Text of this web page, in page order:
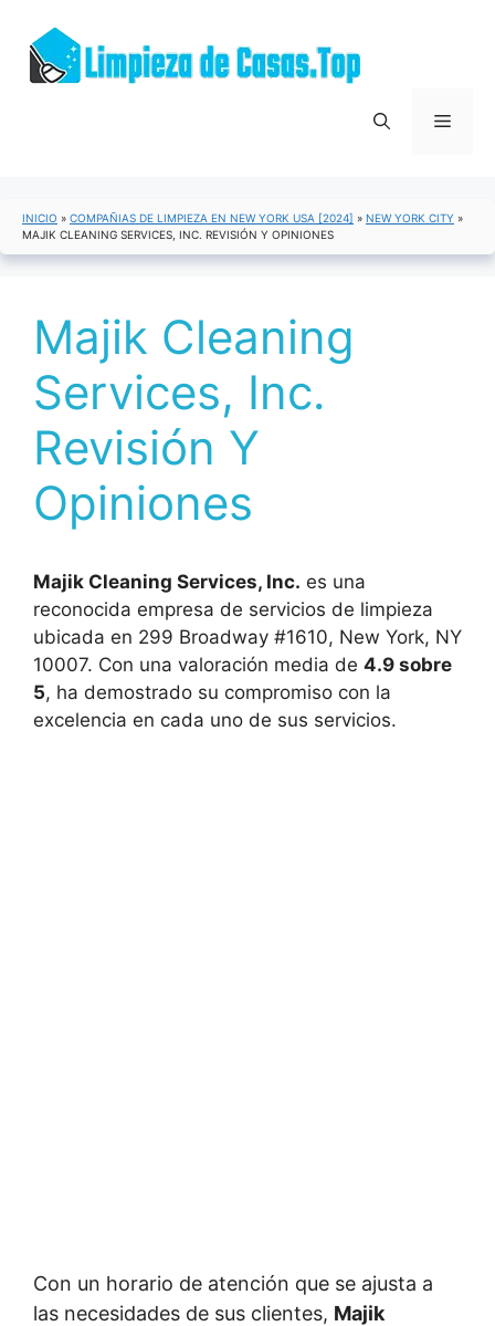
contenido
Menú
INICIO » COMPAÑIAS DE LIMPIEZA EN NEW YORK USA [2024] » NEW YORK CITY »
MAJIK CLEANING SERVICES, INC. REVISIÓN Y OPINIONES
Majik Cleaning
Services, Inc.
Revisión Y
Opiniones
Majik Cleaning Services, Inc. es una
reconocida empresa de servicios de limpieza
ubicada en 299 Broadway #1610, New York, NY
10007. Con una valoración media de 4.9 sobre
5, ha demostrado su compromiso con la
excelencia en cada uno de sus servicios.
Con un horario de atención que se ajusta a
las necesidades de sus clientes, Majik